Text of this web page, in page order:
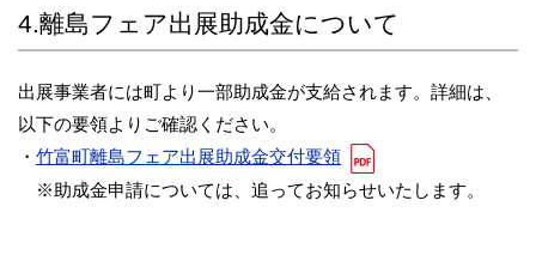
4.離島フェア出展助成金について
出展事業者には町より一部助成金が支給されます。詳細は、
以下の要領よりご確認ください。
・ 竹富町離島フェア出展助成金交付要領
※助成金申請については、追ってお知らせいたします。